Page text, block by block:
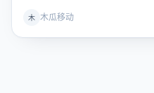
木 木瓜移动